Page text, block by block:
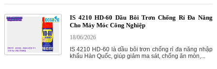
IS 4210 HD-60 Dầu Bôi Trơn Chống Rỉ Đa Năng
Cho Máy Móc Công Nghiệp
18/06/2026
IS 4210 HD-60 là dầu bôi trơn chống rỉ đa năng nhập
khẩu Hàn Quốc, giúp giảm ma sát, chống ăn mòn,...